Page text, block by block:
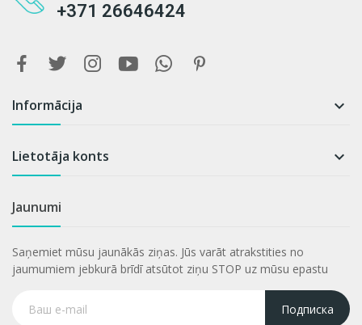
+371 26646424
Informācija 
Lietotāja konts 
Jaunumi
Saņemiet mūsu jaunākās ziņas. Jūs varāt atrakstities no
jaumumiem jebkurā brīdī atsūtot ziņu STOP uz mūsu epastu
Подписка